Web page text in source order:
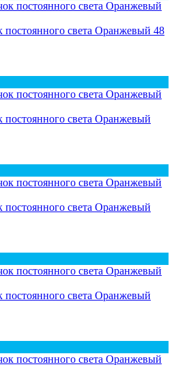
света Оранжевый 48
света Оранжевый
света Оранжевый
света Оранжевый